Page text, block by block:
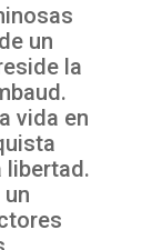
un
la
vida en
libertad.